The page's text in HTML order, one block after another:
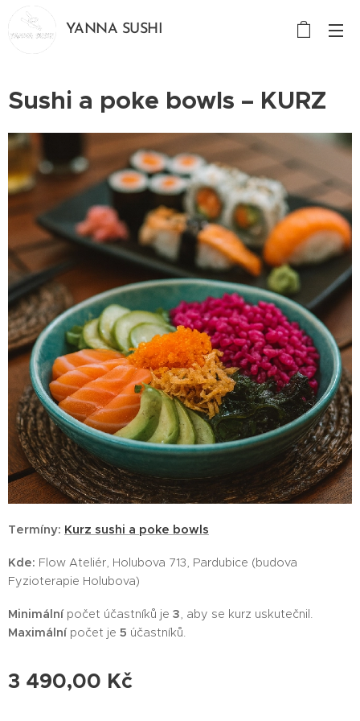
YANNA SUSHI
Sushi a poke bowls – KURZ
Termíny: Kurz sushi a poke bowls
Kde: Flow Ateliér, Holubova 713, Pardubice (budova
Fyzioterapie Holubova)
Minimální počet účastníků je 3, aby se kurz uskutečnil.
Maximální počet je 5 účastníků.
3 490,00 Kč